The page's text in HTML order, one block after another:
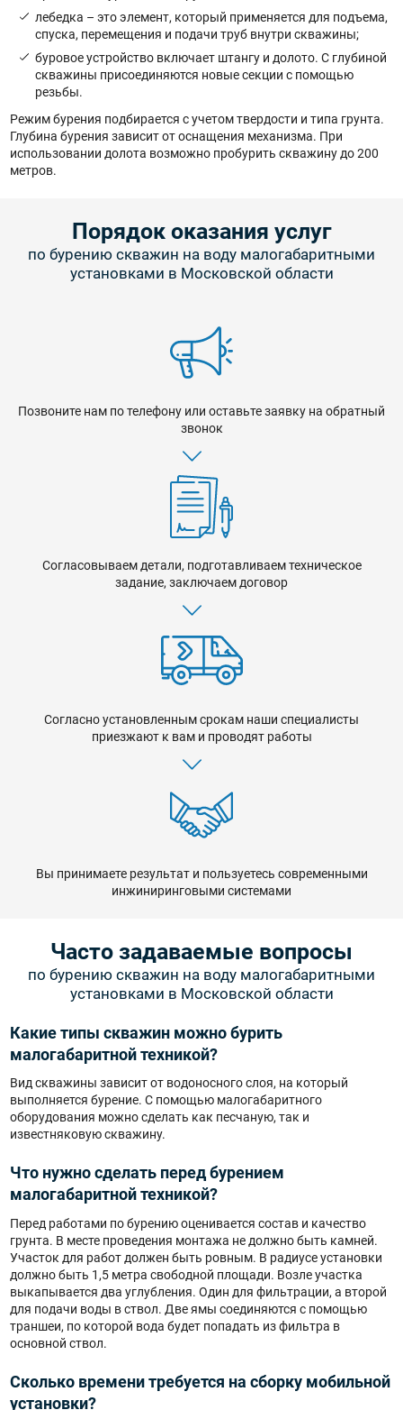
лебедка – это элемент, который применяется для подъема,
спуска, перемещения и подачи труб внутри скважины;
буровое устройство включает штангу и долото. С глубиной
скважины присоединяются новые секции с помощью
резьбы.
Режим бурения подбирается с учетом твердости и типа грунта.
Глубина бурения зависит от оснащения механизма. При
использовании долота возможно пробурить скважину до 200
метров.
Порядок оказания услуг
по бурению скважин на воду малогабаритными
установками в Московской области
Позвоните нам по телефону или оставьте заявку на обратный
звонок
Согласовываем детали, подготавливаем техническое
задание, заключаем договор
Согласно установленным срокам наши специалисты
приезжают к вам и проводят работы
Вы принимаете результат и пользуетесь современными
инжиниринговыми системами
Часто задаваемые вопросы
по бурению скважин на воду малогабаритными
установками в Московской области
Какие типы скважин можно бурить
малогабаритной техникой?
Вид скважины зависит от водоносного слоя, на который
выполняется бурение. С помощью малогабаритного
оборудования можно сделать как песчаную, так и
известняковую скважину.
Что нужно сделать перед бурением
малогабаритной техникой?
Перед работами по бурению оценивается состав и качество
грунта. В месте проведения монтажа не должно быть камней.
Участок для работ должен быть ровным. В радиусе установки
должно быть 1,5 метра свободной площади. Возле участка
выкапывается два углубления. Один для фильтрации, а второй
для подачи воды в ствол. Две ямы соединяются с помощью
траншеи, по которой вода будет попадать из фильтра в
основной ствол.
Сколько времени требуется на сборку мобильной
установки?